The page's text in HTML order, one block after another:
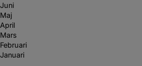
Juni
Maj
April
Mars
Februari
Januari